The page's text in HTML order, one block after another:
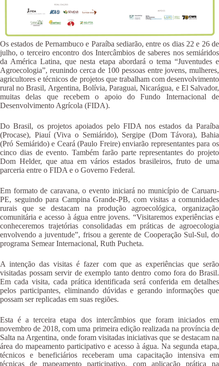
Os estados de Pernambuco e Paraíba sediarão, entre os dias 22 e 26 de
julho, o terceiro encontro dos Intercâmbios de saberes nos semiáridos
da América Latina, que nesta etapa abordará o tema “Juventudes e
Agroecologia”, reunindo cerca de 100 pessoas entre jovens, mulheres,
agricultores e técnicos de projetos que trabalham com desenvolvimento
rural no Brasil, Argentina, Bolívia, Paraguai, Nicarágua, e El Salvador,
muitas delas que recebem o apoio do Fundo Internacional de
Desenvolvimento Agrícola (FIDA).
Do Brasil, os projetos apoiados pelo FIDA nos estados da Paraíba
(Procase), Piauí (Viva o Semiárido), Sergipe (Dom Távora), Bahia
(Pró Semiárido) e Ceará (Paulo Freire) enviarão representantes para os
cinco dias de evento. Também farão parte representantes do projeto
Dom Helder, que atua em vários estados brasileiros, fruto de uma
parceria entre o FIDA e o Governo Federal.
Em formato de caravana, o evento iniciará no município de Caruaru-
PE, seguindo para Campina Grande-PB, com visitas a comunidades
rurais que se destacam na produção agroecológica, organização
comunitária e acesso à água entre jovens. “Visitaremos experiências e
conheceremos trajetórias consolidadas em práticas de agroecologia
envolvendo a juventude”, frisou a gerente de Cooperação Sul-Sul, do
programa Semear Internacional, Ruth Pucheta.
A intenção das visitas é fazer com que as experiências que serão
visitadas possam servir de exemplo tanto dentro como fora do Brasil.
Em cada visita, cada prática identificada será conferida em detalhes
pelos participantes, eliminando dúvidas e gerando informações que
possam ser replicadas em suas regiões.
Esta é a terceira etapa dos intercâmbios que foram iniciados em
novembro de 2018, com uma primeira edição realizada na província de
Salta na Argentina, onde foram visitadas iniciativas que se destacam na
área do mapeamento participativo e acesso à água. Na segunda etapa,
técnicos e beneficiários receberam uma capacitação intensiva em
técnicas de mapeamento participativo, com aplicação prática na